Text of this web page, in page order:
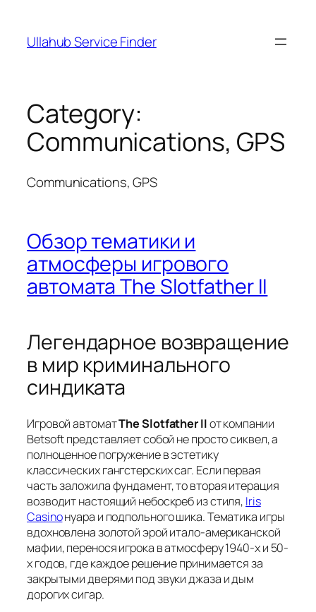
content
Ullahub Service Finder
Category:
Communications, GPS
Communications, GPS
Обзор тематики и
атмосферы игрового
автомата The Slotfather II
Легендарное возвращение
в мир криминального
синдиката
Игровой автоматThe Slotfather IIот компании
Betsoft представляет собой не просто сиквел, а
полноценное погружение в эстетику
классических гангстерских саг. Если первая
часть заложила фундамент, то вторая итерация
возводит настоящий небоскреб из стиля, Iris
Casinoнуара и подпольного шика. Тематика игры
вдохновлена золотой эрой итало-американской
мафии, перенося игрока в атмосферу 1940-х и 50-
х годов, где каждое решение принимается за
закрытыми дверями под звуки джаза и дым
дорогих сигар.